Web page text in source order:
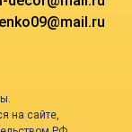
на сайте,